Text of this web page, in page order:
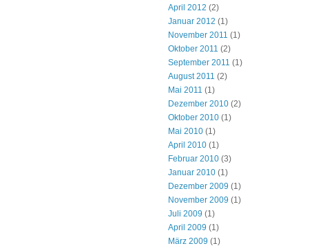
April 2012 (2)
Januar 2012 (1)
November 2011 (1)
Oktober 2011 (2)
September 2011 (1)
August 2011 (2)
Mai 2011 (1)
Dezember 2010 (2)
Oktober 2010 (1)
Mai 2010 (1)
April 2010 (1)
Februar 2010 (3)
Januar 2010 (1)
Dezember 2009 (1)
November 2009 (1)
Juli 2009 (1)
April 2009 (1)
März 2009 (1)